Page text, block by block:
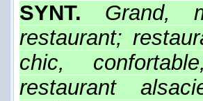
SYNT. Grand,
restaurant;
chic,
restaurant